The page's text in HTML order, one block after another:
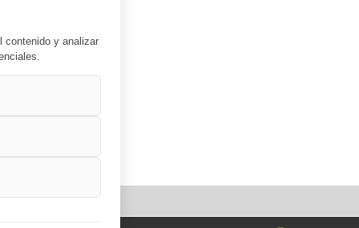
contenido y analizar